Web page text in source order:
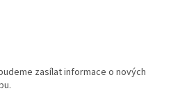
zasílat informace o nových